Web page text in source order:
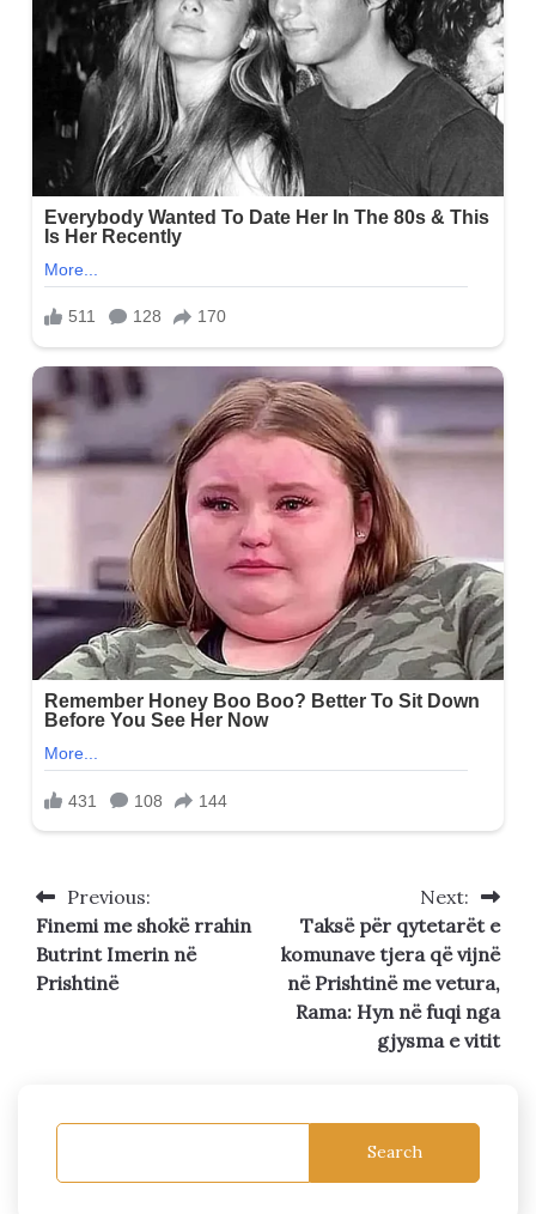
Post
navigation
Previous:
Finemi me shokë rrahin
Butrint Imerin në
Prishtinë
Next:
Taksë për qytetarët e
komunave tjera që vijnë
në Prishtinë me vetura,
Rama: Hyn në fuqi nga
gjysma e vitit
Search